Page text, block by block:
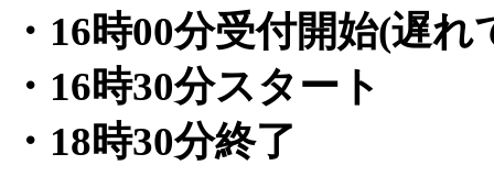
・16時00分受付開始(遅
・16時30分スタート
・18時30分終了